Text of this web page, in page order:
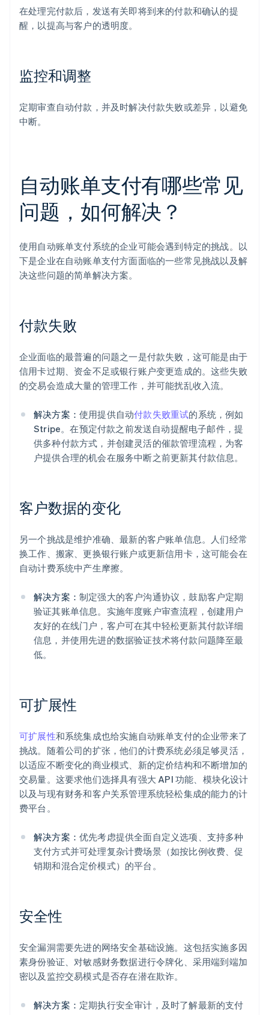
在处理完付款后，发送有关即将到来的付款和确认的提
醒，以提高与客户的透明度。
监控和调整
定期审查自动付款，并及时解决付款失败或差异，以避免
中断。
自动账单支付有哪些常见
问题，如何解决？
使用自动账单支付系统的企业可能会遇到特定的挑战。以
下是企业在自动账单支付方面面临的一些常见挑战以及解
决这些问题的简单解决方案。
付款失败
企业面临的最普遍的问题之一是付款失败，这可能是由于
信用卡过期、资金不足或银行账户变更造成的。这些失败
的交易会造成大量的管理工作，并可能扰乱收入流。
解决方案： 使用提供自动付款失败重试的系统，例如
Stripe。在预定付款之前发送自动提醒电子邮件，提
供多种付款方式，并创建灵活的催款管理流程，为客
户提供合理的机会在服务中断之前更新其付款信息。
客户数据的变化
另一个挑战是维护准确、最新的客户账单信息。人们经常
换工作、搬家、更换银行账户或更新信用卡，这可能会在
自动计费系统中产生摩擦。
解决方案： 制定强大的客户沟通协议，鼓励客户定期
验证其账单信息。实施年度账户审查流程，创建用户
友好的在线门户，客户可在其中轻松更新其付款详细
信息，并使用先进的数据验证技术将付款问题降至最
低。
可扩展性
可扩展性和系统集成也给实施自动账单支付的企业带来了
挑战。随着公司的扩张，他们的计费系统必须足够灵活，
以适应不断变化的商业模式、新的定价结构和不断增加的
交易量。这要求他们选择具有强大 API 功能、模块化设计
以及与现有财务和客户关系管理系统轻松集成的能力的计
费平台。
解决方案： 优先考虑提供全面自定义选项、支持多种
支付方式并可处理复杂计费场景（如按比例收费、促
销期和混合定价模式）的平台。
安全性
安全漏洞需要先进的网络安全基础设施。这包括实施多因
素身份验证、对敏感财务数据进行令牌化、采用端到端加
密以及监控交易模式是否存在潜在欺诈。
解决方案： 定期执行安全审计，及时了解最新的支付
English
爱尔兰
爱沙尼亚
English
奥地利
DeutschEnglish
English